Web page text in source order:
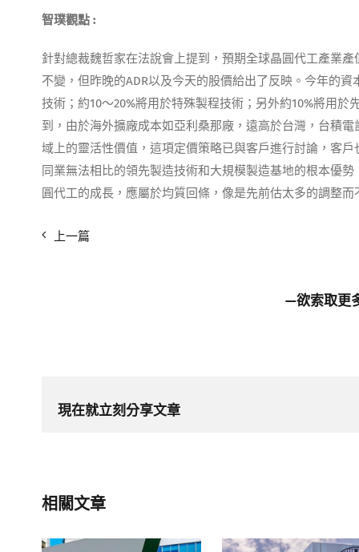
智璞觀點 :
針對總裁魏哲家在法說會上提到，預期全球晶圓代工產業
不變，但昨晚的ADR以及今天的股價給出了反映。今年的
技術；約10～20%將用於特殊製程技術；另外約10%將用
到，由於海外擴廠成本如亞利桑那廠，遠高於台灣，台積
域上的靈活性價值，這項定價策略已與客戶進行討論，客
同業無法相比的領先製造技術和大規模製造基地的根本優
圓代工的成長，應屬於均質回條，像是先前估太多的調整
上一篇
—欲索取更
現在就立刻分享文章
相關文章